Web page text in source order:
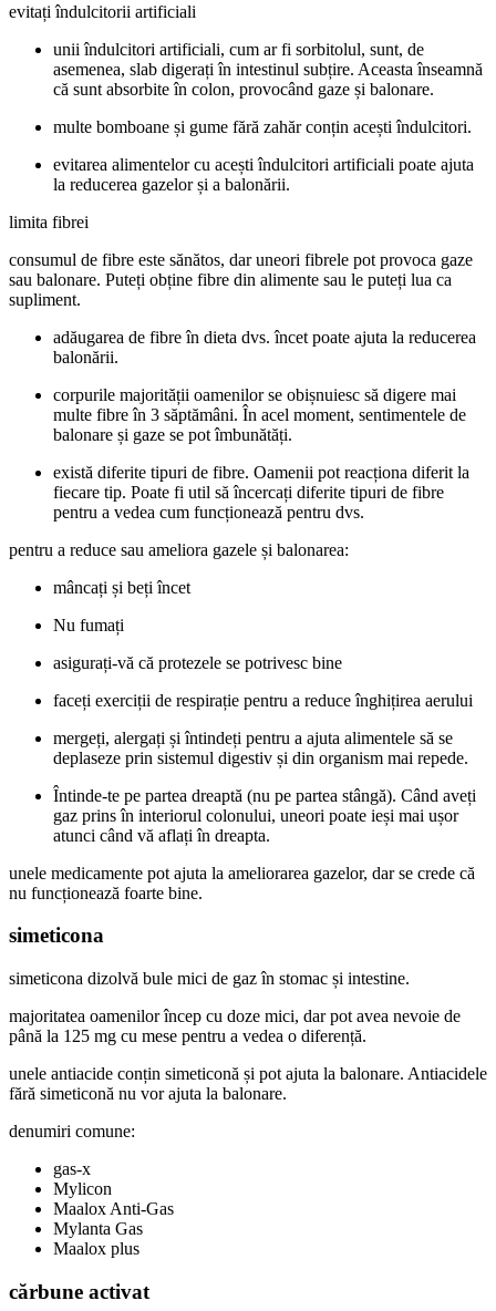
evitați îndulcitorii artificiali
unii îndulcitori artificiali, cum ar fi sorbitolul, sunt, de
asemenea, slab digerați în intestinul subțire. Aceasta înseamnă
că sunt absorbite în colon, provocând gaze și balonare.
multe bomboane și gume fără zahăr conțin acești îndulcitori.
evitarea alimentelor cu acești îndulcitori artificiali poate ajuta
la reducerea gazelor și a balonării.
limita fibrei
consumul de fibre este sănătos, dar uneori fibrele pot provoca gaze
sau balonare. Puteți obține fibre din alimente sau le puteți lua ca
supliment.
adăugarea de fibre în dieta dvs. încet poate ajuta la reducerea
balonării.
corpurile majorității oamenilor se obișnuiesc să digere mai
multe fibre în 3 săptămâni. În acel moment, sentimentele de
balonare și gaze se pot îmbunătăți.
există diferite tipuri de fibre. Oamenii pot reacționa diferit la
fiecare tip. Poate fi util să încercați diferite tipuri de fibre
pentru a vedea cum funcționează pentru dvs.
pentru a reduce sau ameliora gazele și balonarea:
mâncați și beți încet
Nu fumați
asigurați-vă că protezele se potrivesc bine
faceți exerciții de respirație pentru a reduce înghițirea aerului
mergeți, alergați și întindeți pentru a ajuta alimentele să se
deplaseze prin sistemul digestiv și din organism mai repede.
Întinde-te pe partea dreaptă (nu pe partea stângă). Când aveți
gaz prins în interiorul colonului, uneori poate ieși mai ușor
atunci când vă aflați în dreapta.
unele medicamente pot ajuta la ameliorarea gazelor, dar se crede că
nu funcționează foarte bine.
simeticona
simeticona dizolvă bule mici de gaz în stomac și intestine.
majoritatea oamenilor încep cu doze mici, dar pot avea nevoie de
până la 125 mg cu mese pentru a vedea o diferență.
unele antiacide conțin simeticonă și pot ajuta la balonare. Antiacidele
fără simeticonă nu vor ajuta la balonare.
denumiri comune:
gas-x
Mylicon
Maalox Anti-Gas
Mylanta Gas
Maalox plus
cărbune activat